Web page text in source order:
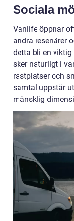
Sociala
Vanlife öppnar
andra resenärer
detta bli en viktig
sker naturligt i
rastplatser och
samtal uppstår
mänsklig